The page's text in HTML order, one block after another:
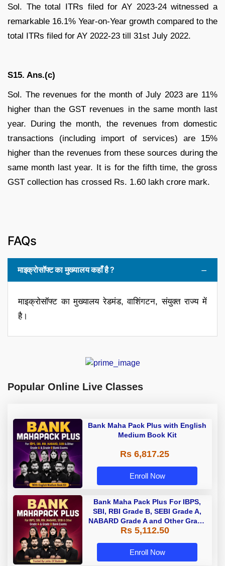
Sol. The total ITRs filed for AY 2023-24 witnessed a
remarkable 16.1% Year-on-Year growth compared to the
total ITRs filed for AY 2022-23 till 31st July 2022.
S15. Ans.(c)
Sol. The revenues for the month of July 2023 are 11%
higher than the GST revenues in the same month last
year. During the month, the revenues from domestic
transactions (including import of services) are 15%
higher than the revenues from these sources during the
same month last year. It is for the fifth time, the gross
GST collection has crossed Rs. 1.60 lakh crore mark.
FAQs
माइक्रोसॉफ्ट का मुख्यालय कहाँ है ?
माइक्रोसॉफ्ट का मुख्यालय रेडमंड, वाशिंगटन, संयुक्त राज्य में
है।
Popular Online Live Classes
Bank Maha Pack Plus with English
Medium Book Kit
Rs 6,817.25
Enroll Now
Bank Maha Pack Plus For IBPS,
SBI, RBI Grade B, SEBI Grade A,
NABARD Grade A and Other Grade
A & Grade B Bank Exams
Rs 5,112.50
Enroll Now